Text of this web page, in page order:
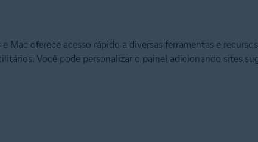
Mac oferece acesso rápido a diversas ferramentas e
Você pode personalizar o painel adicionando sites